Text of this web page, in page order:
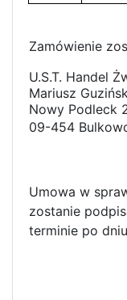
Zamówienie
U.S.T. Handel
Mariusz
Nowy Podleck
09-454
Umowa w
zostanie
terminie po